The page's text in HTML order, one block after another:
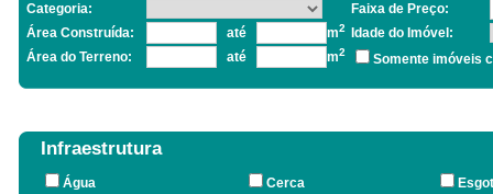
Categoria:
Faixa de Preço:
Área Construída:
até m2
Idade do Imóvel:
Área do Terreno:
até m2 Somente imóveis
Infraestrutura
Água Cerca